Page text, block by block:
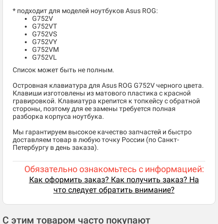
* подходит для моделей ноутбуков Asus ROG:
G752V
G752VT
G752VS
G752VY
G752VM
G752VL
Список может быть не полным.
Островная клавиатура для Asus ROG G752V черного цвета.
Клавиши изготовлены из матового пластика с красной
гравировкой. Клавиатура крепится к топкейсу с обратной
стороны, поэтому для ее замены требуется полная
разборка корпуса ноутбука.
Мы гарантируем высокое качество запчастей и быстро
доставляем товар в любую точку России (по Санкт-
Петербургу в день заказа).
Обязательно ознакомьтесь с информацией:
Как оформить заказ? Как получить заказ? На
что следует обратить внимание?
С этим товаром часто покупают